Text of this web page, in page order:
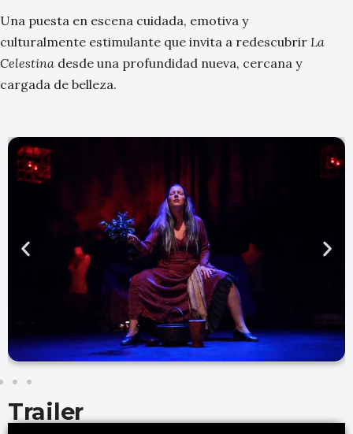
Una puesta en escena cuidada, emotiva y
culturalmente estimulante que invita a redescubrir La
Celestina desde una profundidad nueva, cercana y
cargada de belleza.
Trailer